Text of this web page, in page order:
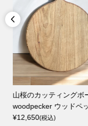

山桜のカッティングボ
woodpecker ウッドペ
¥12,650(税込)